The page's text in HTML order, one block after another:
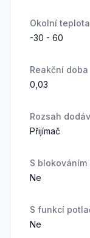
Okolní teplota
-30 - 60
Reakční doba
0,03
Rozsah
Přijímač
S
Ne
S funkcí
Ne